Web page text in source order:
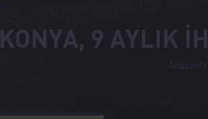
KONYA, 9 AYLIK
Anasayfa